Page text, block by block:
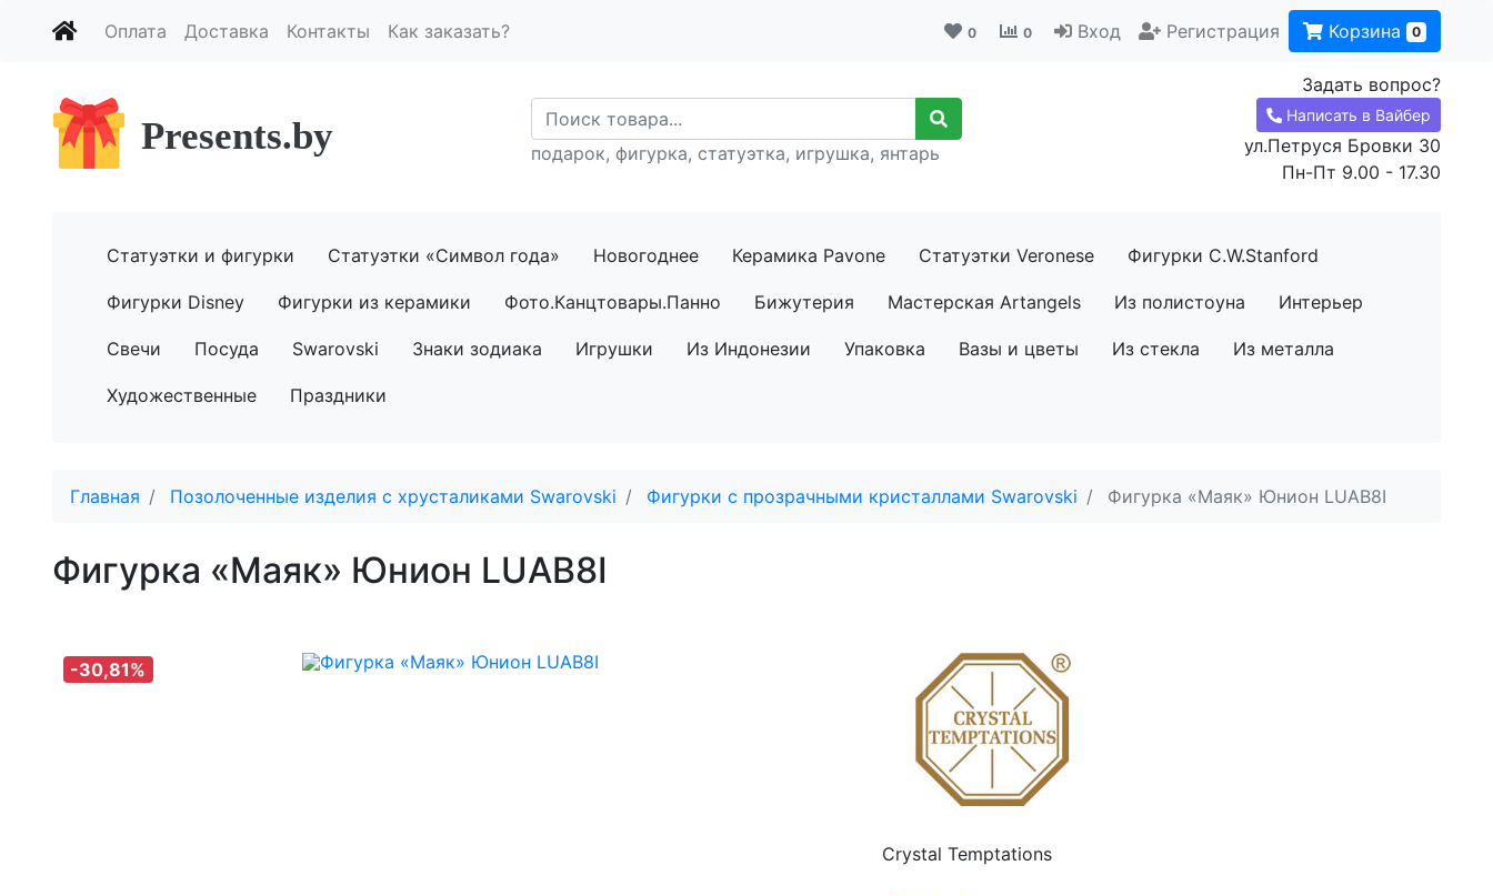
Оплата Доставка Контакты Как заказать? 0 0 Вход Регистрация Корзина 0
Presents.by подарок, фигурка, статуэтка, игрушка, янтарь
Задать вопрос?
Написать в Вайбер
ул.Петруся Бровки 30
Пн-Пт 9.00 - 17.30
Статуэтки и фигурки Статуэтки «Символ года» Новогоднее Керамика Pavone Статуэтки Veronese Фигурки C.W.Stanford
Фигурки Disney Фигурки из керамики Фото.Канцтовары.Панно Бижутерия Мастерская Artangels Из полистоуна Интерьер
Свечи Посуда Swarovski Знаки зодиака Игрушки Из Индонезии Упаковка Вазы и цветы Из стекла Из металла
Художественные Праздники
Главная Позолоченные изделия с хрусталиками Swarovski Фигурки с прозрачными кристаллами Swarovski Фигурка «Маяк» Юнион LUAB8I
Фигурка «Маяк» Юнион LUAB8I
-30,81%
Crystal Temptations